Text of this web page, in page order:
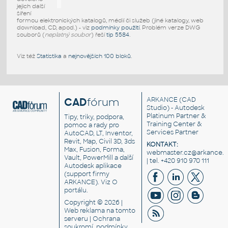
jejich další
šíření
formou elektronických katalogů, médií či služeb (jiné katalogy, web
download, CD, apod.) - viz podmínky použití. Problém verze DWG
souborů (neplatný soubor) řešítip 5584.
Viz též Statistika a nejnovějších 100 bloků.
CADfórum
Tipy, triky, podpora,
pomoc a rady pro
AutoCAD, LT, Inventor,
Revit, Map, Civil 3D, 3ds
Max, Fusion, Forma,
Vault, PowerMill a další
Autodesk aplikace
(support firmy
ARKANCE). VizO
portálu.
Copyright © 2026 |
Web reklama na tomto
serveru |Ochrana
ARKANCE (CAD
Studio) - Autodesk
Platinum Partner &
Training Center &
Services Partner
KONTAKT:
| tel. +420 910 970 111